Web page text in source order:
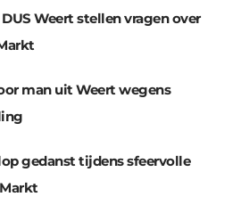
DUS Weert stellen vragen over
man uit Weert wegens
gedanst tijdens sfeervolle